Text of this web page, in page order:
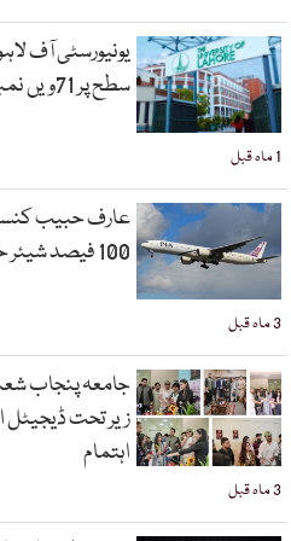
1 ماہ قبل
یونیورسٹی آف
سطح پر 71ویں نمبر پر، نئی تاریخ رقم
3 ماہ قبل
عارف حبیب
100 فیصد شیئر حاصل کرلیے
3 ماہ قبل
جامعہ پنجاب
زیر تحت ڈیجیٹل
اہتمام